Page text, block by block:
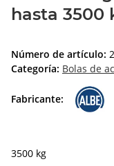
hasta 3500
Número de artículo:
Categoría: Bolas de
Fabricante:
3500 kg